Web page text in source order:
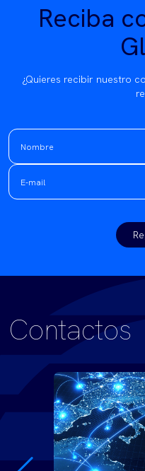
Reciba
¿Quieres recibir nuestro
Contactos